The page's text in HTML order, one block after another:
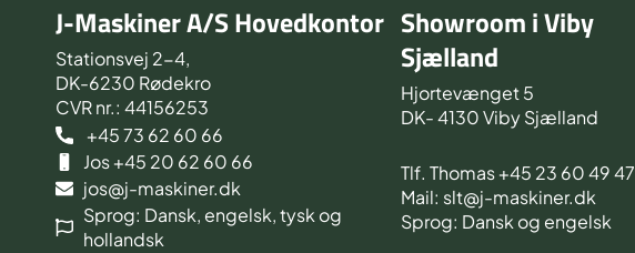
J-Maskiner A/S Hovedkontor
Stationsvej 2-4,
DK-6230 Rødekro
CVR nr.: 44156253
+45 73 62 60 66
Jos +45 20 62 60 66
jos@j-maskiner.dk
Sprog: Dansk, engelsk, tysk og
hollandsk
Showroom i Viby
Sjælland
Hjortevænget 5
DK- 4130 Viby Sjælland
Tlf. Thomas +45 23 60 49 47
Mail: slt@j-maskiner.dk
Sprog: Dansk og engelsk